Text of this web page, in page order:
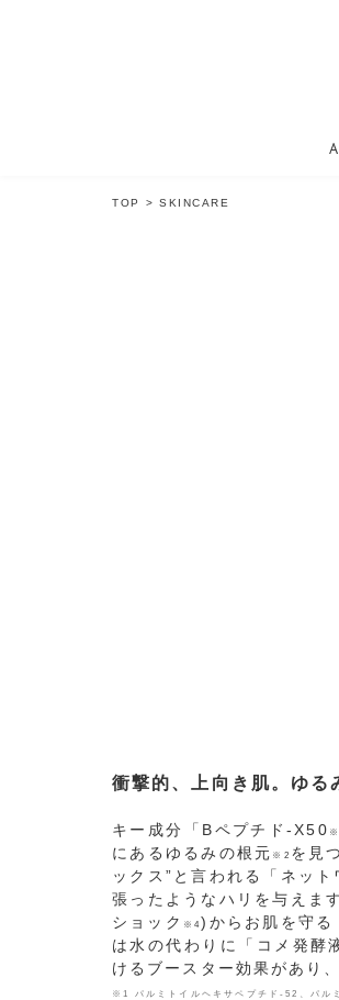
TOP > SKINCARE
衝撃的、上向き肌。ゆる
キー成分「Bペプチド-X50
にあるゆるみの根元 ※2 を見
ックス”と言われる「ネッ
張ったようなハリを与えま
ショック ※4)からお肌を守る
は水の代わりに「コメ発酵
けるブースター効果があり
※1 パルミトイルヘキサペプチド-52、パル